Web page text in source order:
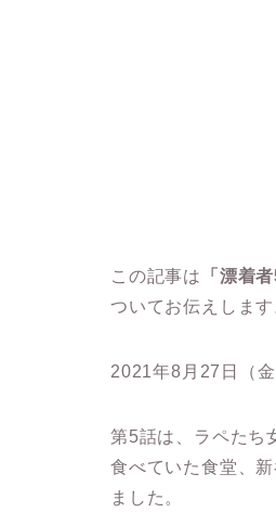
この記事は 「漂着
ついてお伝えします
2021年8月27日（
第5話は、ラペたち
食べていた食堂、
ました。